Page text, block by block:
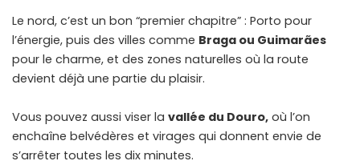
Le nord, c’est un bon “premier chapitre” : Porto pour
l’énergie, puis des villes comme Braga ou Guimarães
pour le charme, et des zones naturelles où la route
devient déjà une partie du plaisir.
Vous pouvez aussi viser la vallée du Douro, où l’on
enchaîne belvédères et virages qui donnent envie de
s’arrêter toutes les dix minutes.